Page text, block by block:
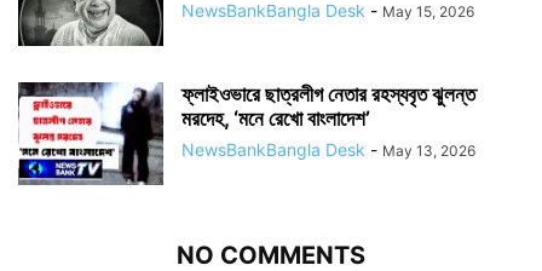
NewsBankBangla Desk - May 15, 2026
ফ্লাইওভারে ছাত্রলীগ নেতার রহস্যবৃত ঝুলন্ত
মরদেহ, ‘মনে রেখো বাংলাদেশ’
NewsBankBangla Desk - May 13, 2026
NO COMMENTS